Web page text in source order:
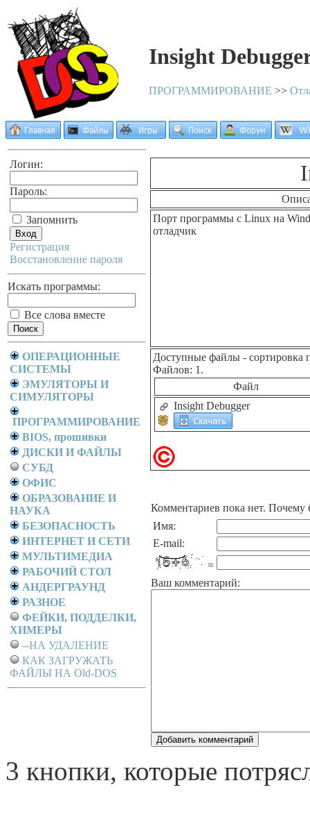
Insight
ПРОГРАММИРОВАНИЕ >>
Логин:
Пароль:
Запомнить
Регистрация
Восстановление пароля
Искать программы:
Все слова вместе
ОПЕРАЦИОННЫЕ
СИСТЕМЫ
ЭМУЛЯТОРЫ И
СИМУЛЯТОРЫ
ПРОГРАММИРОВАНИЕ
BIOS, прошивки
ДИСКИ И ФАЙЛЫ
СУБД
ОФИС
ОБРАЗОВАНИЕ И
НАУКА
БЕЗОПАСНОСТЬ
ИНТЕРНЕТ И СЕТИ
МУЛЬТИМЕДИА
РАБОЧИЙ СТОЛ
АНДЕРГРАУНД
РАЗНОЕ
ФЕЙКИ, ПОДДЕЛКИ,
ХИМЕРЫ
--НА УДАЛЕНИЕ
КАК ЗАГРУЖАТЬ
ФАЙЛЫ НА Old-DOS
Порт программы с Linux на
отладчик
Доступные файлы - сортировка
Файлов: 1.
Файл
Insight Debugger
Комментариев пока нет. Почему
Имя:
E-mail:
=
Ваш комментарий:
3 кнопки, котоpые